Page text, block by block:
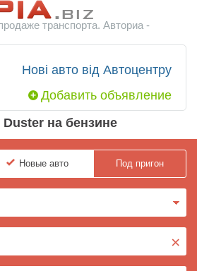
транспорта. Авториа -
Нові авто від Автоцентру
Добавить объявление
на бензине
Новые авто Под пригон
×